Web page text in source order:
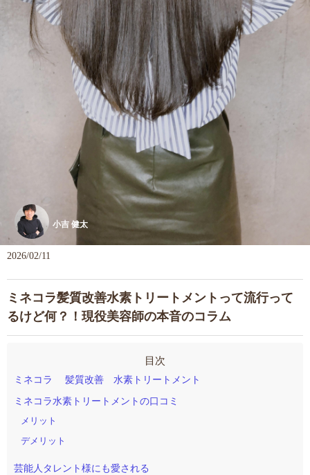
小吉 健太
2026/02/11
ミネコラ髪質改善水素トリートメントって流行って
るけど何？！現役美容師の本音のコラム
ミネコラ 髪質改善 水素トリートメント
ミネコラ水素トリートメントの口コミ
メリット
デメリット
芸能人タレント様にも愛される